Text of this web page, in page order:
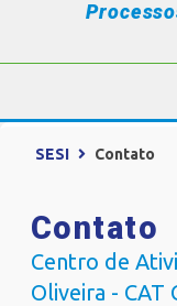
SESI Contato
Contato
Centro de
Oliveira - CAT